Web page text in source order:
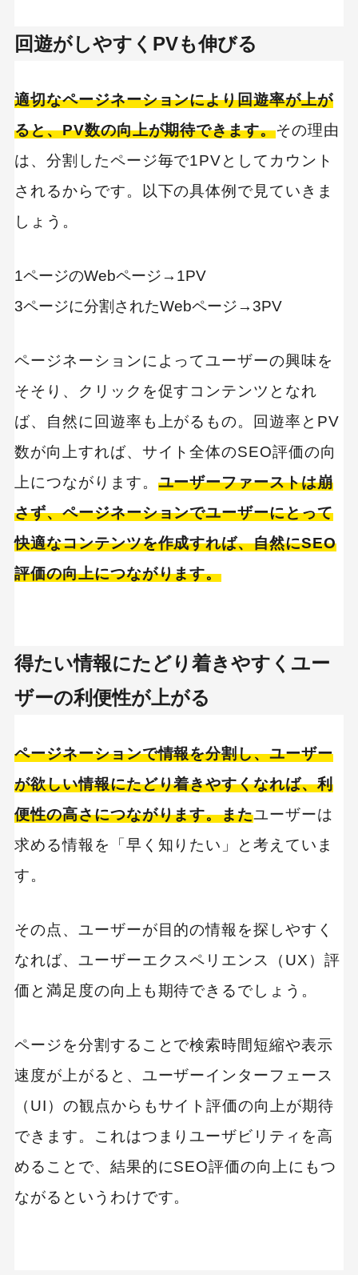
TikTok運用代行Tips
アクセス解析
インフルエンサーマーケTips
オウンドメディア
コンテンツマーケティング
サイト改善
メルマガ
リスティング広告
調査レポート
回遊がしやすくPVも伸びる
適切なページネーションにより回遊率が上が
ると、PV数の向上が期待できます。その理由
は、分割したページ毎で1PVとしてカウント
されるからです。以下の具体例で見ていきま
しょう。
1ページのWebページ→1PV
3ページに分割されたWebページ→3PV
ページネーションによってユーザーの興味を
そそり、クリックを促すコンテンツとなれ
ば、自然に回遊率も上がるもの。回遊率とPV
数が向上すれば、サイト全体のSEO評価の向
上につながります。 ユーザーファーストは崩
さず、ページネーションでユーザーにとって
快適なコンテンツを作成すれば、自然にSEO
評価の向上につながります。
得たい情報にたどり着きやすくユー
ザーの利便性が上がる
ページネーションで情報を分割し、ユーザー
が欲しい情報にたどり着きやすくなれば、利
便性の高さにつながります。またユーザーは
求める情報を「早く知りたい」と考えていま
す。
その点、ユーザーが目的の情報を探しやすく
なれば、ユーザーエクスペリエンス（UX）評
価と満足度の向上も期待できるでしょう。
ページを分割することで検索時間短縮や表示
速度が上がると、ユーザーインターフェース
（UI）の観点からもサイト評価の向上が期待
できます。これはつまりユーザビリティを高
めることで、結果的にSEO評価の向上にもつ
ながるというわけです。